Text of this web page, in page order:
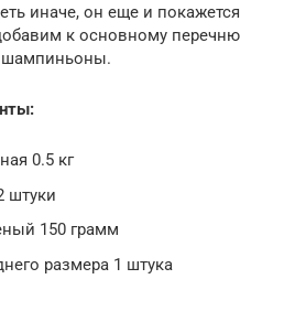
иначе, он еще и покажется
к основному перечню
шампиньоны.
0.5 кг
штуки
150 грамм
размера 1 штука